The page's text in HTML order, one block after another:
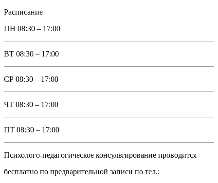
Расписание
ПН 08:30 – 17:00
ВТ 08:30 – 17:00
СР 08:30 – 17:00
ЧТ 08:30 – 17:00
ПТ 08:30 – 17:00
Психолого-педагогическое консультирование проводится
бесплатно по предварительной записи по тел.: